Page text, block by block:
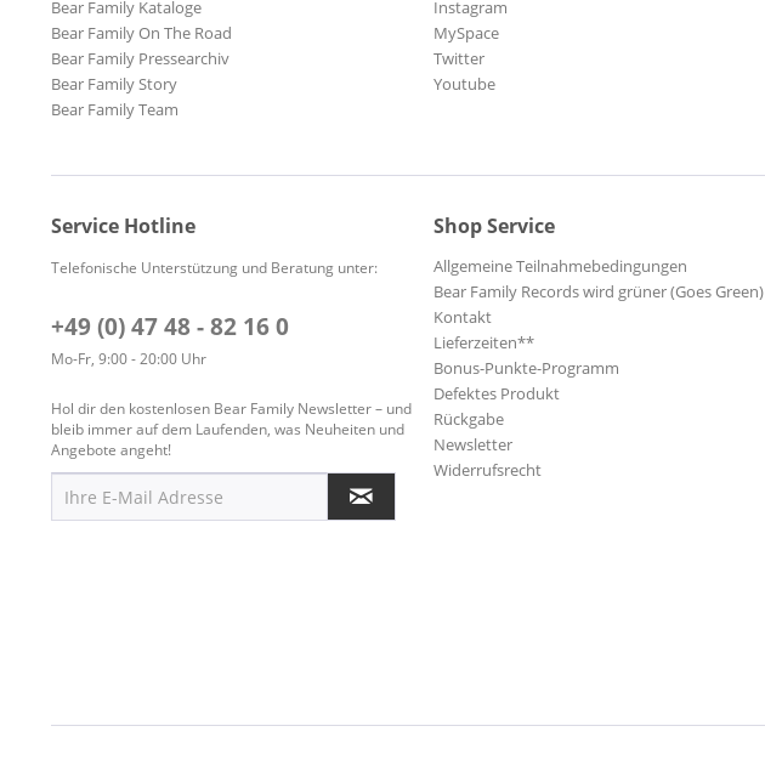
Bear Family Kataloge
Bear Family On The Road
Bear Family Pressearchiv
Bear Family Story
Bear Family Team
Instagram
MySpace
Twitter
Youtube
Service Hotline
Telefonische Unterstützung und Beratung unter:
+49 (0) 47 48 - 82 16 0
Mo-Fr, 9:00 - 20:00 Uhr
Hol dir den kostenlosen Bear Family Newsletter – und
bleib immer auf dem Laufenden, was Neuheiten und
Angebote angeht!
Shop Service
Allgemeine Teilnahmebedingungen
Bear Family Records wird grüner (Goes Green)
Kontakt
Lieferzeiten**
Bonus-Punkte-Programm
Defektes Produkt
Rückgabe
Newsletter
Widerrufsrecht